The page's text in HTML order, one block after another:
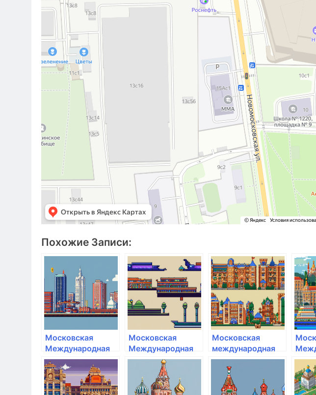
Похожие Записи:
Московская
Международная
Академия
Московская
Международная
Академия
Московская
международная
академия